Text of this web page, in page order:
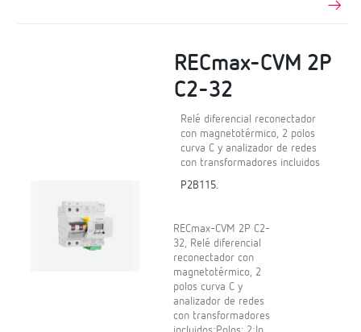
RECmax-CVM 2P
C2-32
Relé diferencial reconectador
con magnetotérmico, 2 polos
curva C y analizador de redes
con transformadores incluidos
P2B115.
RECmax-CVM 2P C2-
32, Relé diferencial
reconectador con
magnetotérmico, 2
polos curva C y
analizador de redes
con transformadores